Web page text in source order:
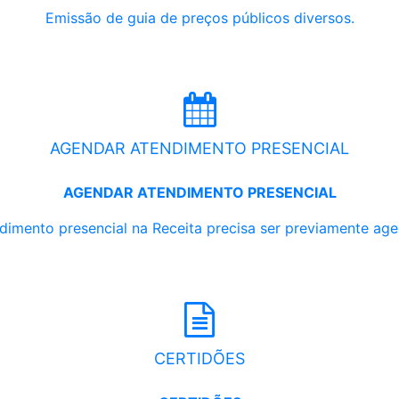
Emissão de guia de preços públicos diversos.
AGENDAR ATENDIMENTO PRESENCIAL
AGENDAR ATENDIMENTO PRESENCIAL
presencial na Receita precisa ser previamente
CERTIDÕES